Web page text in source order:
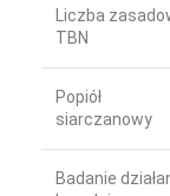
Liczba
TBN
Popiół
siarczanowy
Badanie